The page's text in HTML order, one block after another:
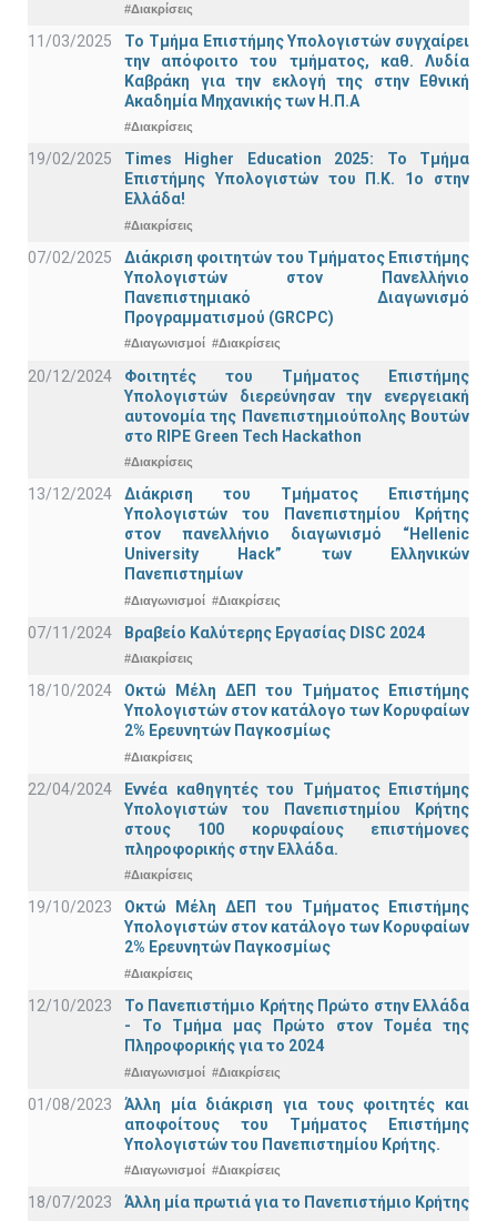
#Διακρίσεις
11/03/2025
Το Τμήμα Επιστήμης Υπολογιστών συγχαίρει
την απόφοιτο του τμήματος, καθ. Λυδία
Καβράκη για την εκλογή της στην Εθνική
Ακαδημία Μηχανικής των Η.Π.Α
#Διακρίσεις
19/02/2025
Times Higher Education 2025: Το Τμήμα
Επιστήμης Υπολογιστών του Π.Κ. 1ο στην
Ελλάδα!
#Διακρίσεις
07/02/2025
Διάκριση φοιτητών του Τμήματος Επιστήμης
Υπολογιστών στον Πανελλήνιο
Πανεπιστημιακό Διαγωνισμό
Προγραμματισμού (GRCPC)
#Διαγωνισμοί #Διακρίσεις
20/12/2024
Φοιτητές του Τμήματος Επιστήμης
Υπολογιστών διερεύνησαν την ενεργειακή
αυτονομία της Πανεπιστημιούπολης Βουτών
στο RIPE Green Tech Hackathon
#Διακρίσεις
13/12/2024
Διάκριση του Τμήματος Επιστήμης
Υπολογιστών του Πανεπιστημίου Κρήτης
στον πανελλήνιο διαγωνισμό “Hellenic
University Hack” των Ελληνικών
Πανεπιστημίων
#Διαγωνισμοί #Διακρίσεις
07/11/2024 Βραβείο Καλύτερης Εργασίας DISC 2024
#Διακρίσεις
18/10/2024
Οκτώ Μέλη ΔΕΠ του Τμήματος Επιστήμης
Υπολογιστών στον κατάλογο των Κορυφαίων
2% Ερευνητών Παγκοσμίως
#Διακρίσεις
22/04/2024
Εννέα καθηγητές του Τμήματος Επιστήμης
Υπολογιστών του Πανεπιστημίου Κρήτης
στους 100 κορυφαίους επιστήμονες
πληροφορικής στην Ελλάδα.
#Διακρίσεις
19/10/2023
Οκτώ Μέλη ΔΕΠ του Τμήματος Επιστήμης
Υπολογιστών στον κατάλογο των Κορυφαίων
2% Ερευνητών Παγκοσμίως
#Διακρίσεις
12/10/2023
Το Πανεπιστήμιο Κρήτης Πρώτο στην Ελλάδα
- Το Τμήμα μας Πρώτο στον Τομέα της
Πληροφορικής για το 2024
#Διαγωνισμοί #Διακρίσεις
01/08/2023
Άλλη μία διάκριση για τους φοιτητές και
αποφοίτους του Τμήματος Επιστήμης
Υπολογιστών του Πανεπιστημίου Κρήτης.
#Διαγωνισμοί #Διακρίσεις
18/07/2023 Άλλη μία πρωτιά για το Πανεπιστήμιο Κρήτης